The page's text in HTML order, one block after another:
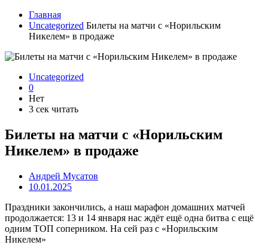
Главная
Uncategorized Билеты на матчи с «Норильским
Никелем» в продаже
Uncategorized
0
Нет
3 сек читать
Билеты на матчи с «Норильским
Никелем» в продаже
Андрей Мусатов
10.01.2025
Праздники закончились, а наш марафон домашних матчей
продолжается: 13 и 14 января нас ждёт ещё одна битва с ещё
одним ТОП соперником. На сей раз с «Норильским
Никелем»